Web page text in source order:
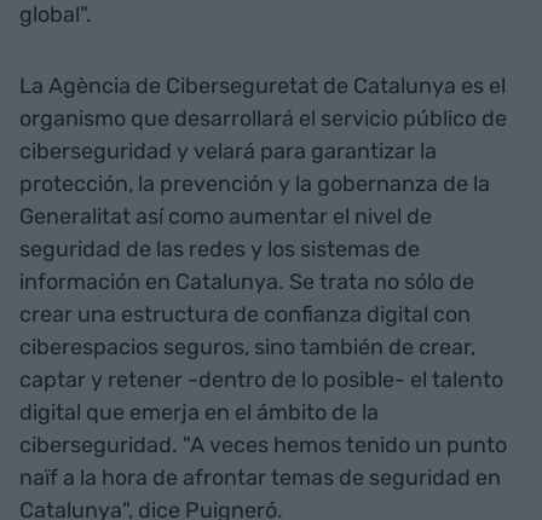
global".
La Agència de Ciberseguretat de Catalunya es el
organismo que desarrollará el servicio público de
ciberseguridad y velará para garantizar la
protección, la prevención y la gobernanza de la
Generalitat así como aumentar el nivel de
seguridad de las redes y los sistemas de
información en Catalunya. Se trata no sólo de
crear una estructura de confianza digital con
ciberespacios seguros, sino también de crear,
captar y retener -dentro de lo posible- el talento
digital que emerja en el ámbito de la
ciberseguridad. "A veces hemos tenido un punto
naïf a la hora de afrontar temas de seguridad en
Catalunya", dice Puigneró.